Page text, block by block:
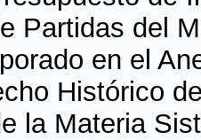
Partidas del
en el
Histórico
la Materia